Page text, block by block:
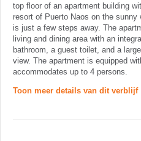
top floor of an apartment building
resort of Puerto Naos on the
is just a few steps away. The
living and dining area with an
bathroom, a guest toilet, and a
view. The apartment is equipped
accommodates up to 4 persons.
Toon meer details van dit verblijf